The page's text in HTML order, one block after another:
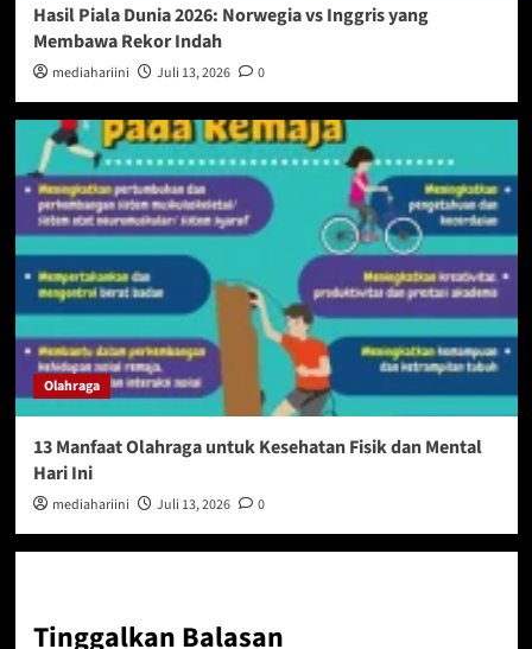
Hasil Piala Dunia 2026: Norwegia vs Inggris yang
Membawa Rekor Indah
mediahariini Juli 13, 2026 0
Olahraga
13 Manfaat Olahraga untuk Kesehatan Fisik dan Mental
Hari Ini
mediahariini Juli 13, 2026 0
Tinggalkan Balasan